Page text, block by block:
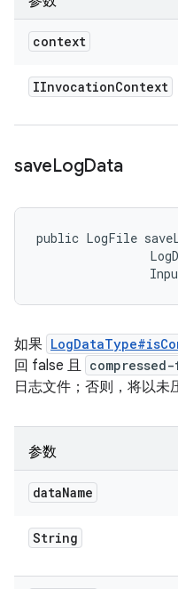
context
IInvocationContext
saveLogData
public LogFile
如果
回 false 且
日志文件；否则，将以未
参数
dataName
String